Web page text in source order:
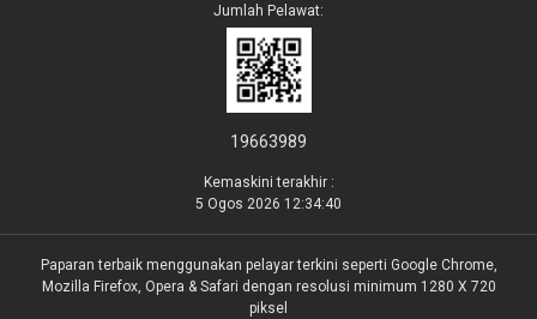
Jumlah Pelawat:
19663989
Kemaskini terakhir :
5 Ogos 2026 12:34:40
Paparan terbaik menggunakan pelayar terkini seperti Google Chrome,
Mozilla Firefox, Opera & Safari dengan resolusi minimum 1280 X 720
piksel